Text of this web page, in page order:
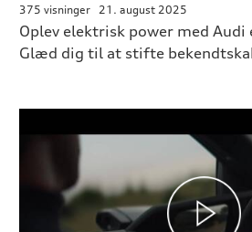
375 visninger 21. august 2025
Oplev elektrisk power med
Glæd dig til at stifte